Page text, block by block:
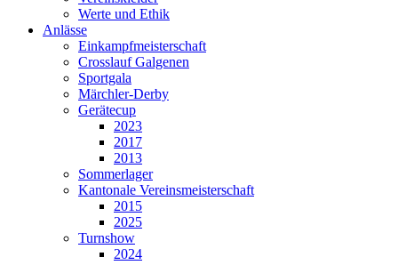
Werte und Ethik
Anlässe
Einkampfmeisterschaft
Crosslauf Galgenen
Sportgala
Märchler-Derby
Gerätecup
2023
2017
2013
Sommerlager
Kantonale Vereinsmeisterschaft
2015
2025
Turnshow
2024